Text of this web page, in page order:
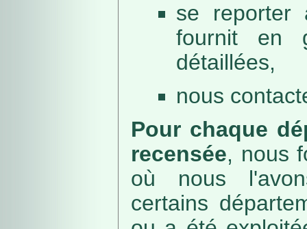
se reporter
fournit en
détaillées,
nous
Pour chaque
recensée, nous
où nous
certains